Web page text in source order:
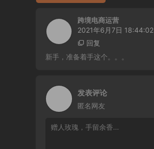
跨境电商运营
2021年6月7日 18:44:02
回复
新手，准备着手这个。。。
发表评论
匿名网友